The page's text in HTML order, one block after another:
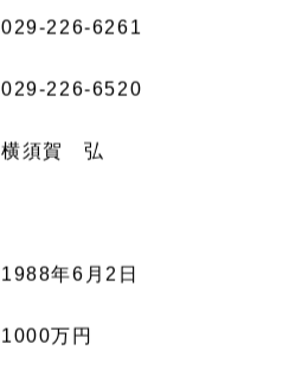
029-226-6261
029-226-6520
横須賀 弘
1988年6月2日
1000万円